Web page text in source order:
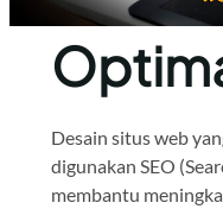
Desain situs web
digunakan SEO
membantu